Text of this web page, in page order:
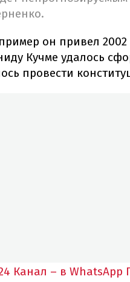
он привел
Кучме удалось
провести
Канал – в WhatsApp